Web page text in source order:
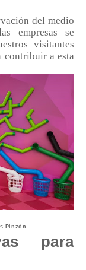
del medio
empresas se
visitantes
contribuir a esta
Pinzón
para